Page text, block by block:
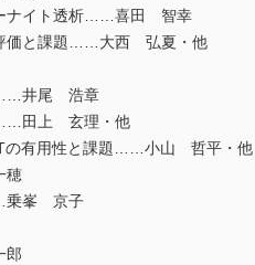
ナイト透析……喜田 智幸
と課題……大西 弘夏・他
井尾 浩章
田上 玄理・他
有用性と課題……小山 哲平・他
峯 京子